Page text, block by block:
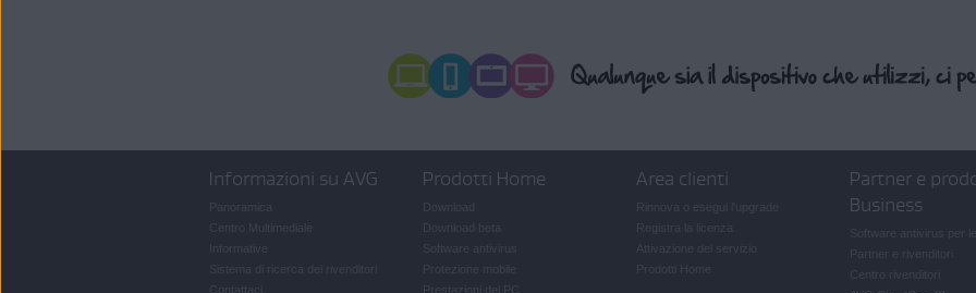
Informazioni su AVG Prodotti Home Area clienti
Partner e
Business